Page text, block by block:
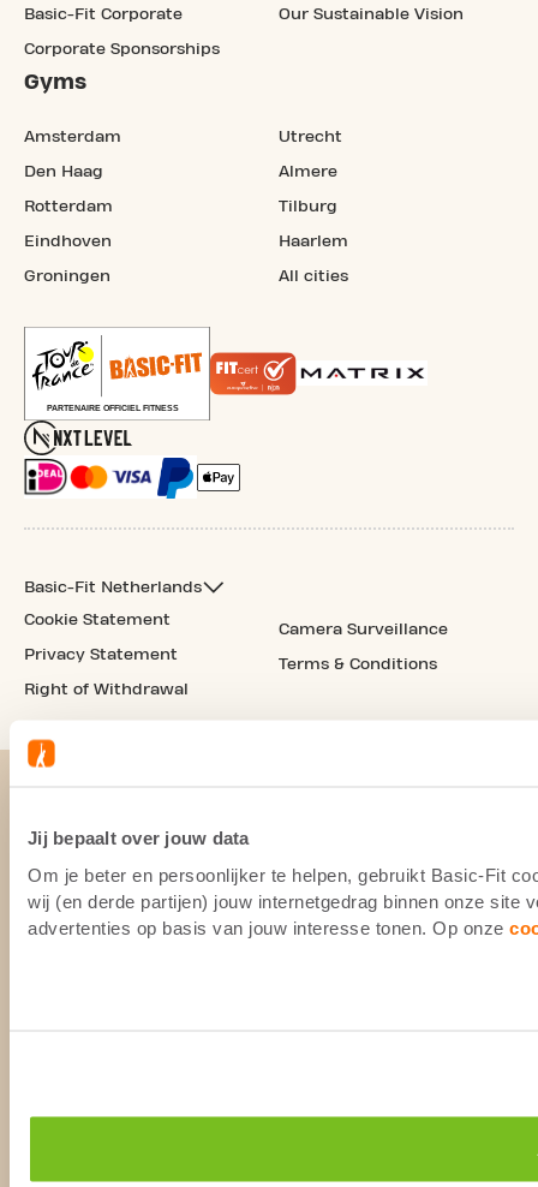
Jij bepaalt over jouw data
Om je beter en persoonlijker te helpen, gebruikt Basic-Fit
wij (en derde partijen) jouw internetgedrag binnen onze site
advertenties op basis van jouw interesse tonen. Op onze
Basic-Fit Corporate
Corporate Sponsorships
Our Sustainable Vision
Gyms
Amsterdam
Den Haag
Rotterdam
Eindhoven
Groningen
Utrecht
Almere
Tilburg
Haarlem
All cities
Basic-Fit Netherlands
Cookie Statement
Privacy Statement
Right of Withdrawal
Camera Surveillance
Terms & Conditions